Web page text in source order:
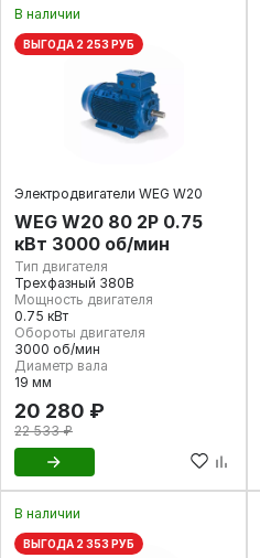
В наличии
ВЫГОДА 2 253 РУБ
Электродвигатели WEG W20
WEG W20 80 2Р 0.75
кВт 3000 об/мин
Тип двигателя
Трехфазный 380В
Мощность двигателя
0.75 кВт
Обороты двигателя
3000 об/мин
Диаметр вала
19 мм
20 280 ₽
22 533 ₽
В наличии
ВЫГОДА 2 353 РУБ